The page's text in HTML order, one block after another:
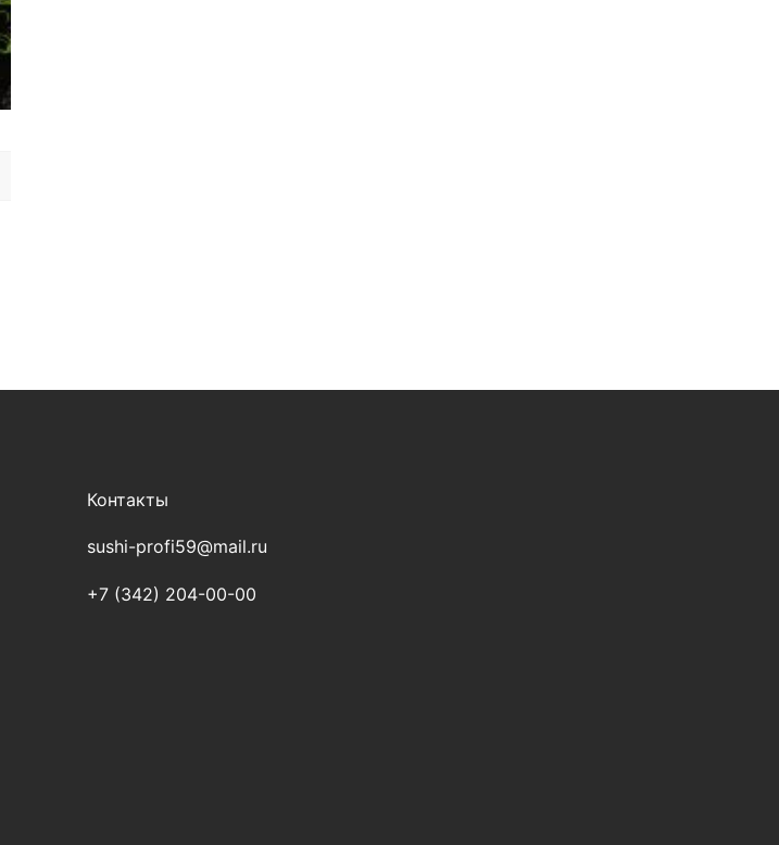
Контакты
sushi-profi59@mail.ru
+7 (342) 204-00-00